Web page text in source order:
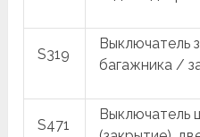
S319
Выключатель
багажника /
S471
Выключатель